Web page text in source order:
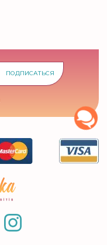
ПОДПИСАТЬСЯ